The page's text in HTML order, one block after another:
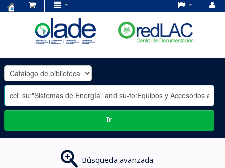
OLADE
-
Ir
Búsqueda avanzada